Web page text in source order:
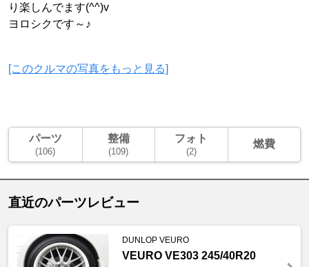
り楽しんでます(^^)v
ヨロシクです～♪
[このクルマの写真をもっと見る]
パーツ
(106)
整備
(109)
フォト
(2)
燃費
直近のパーツレビュー
DUNLOP VEURO
VEURO VE303 245/40R20